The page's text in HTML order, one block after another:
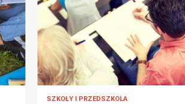
SZKOŁY I PRZEDSZKOLA